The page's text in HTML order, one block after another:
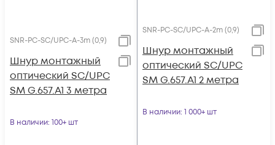
SNR-PC-SC/UPC-A-3m (0,9)
Шнур монтажный
оптический SC/UPC
SM G.657.A1 3 метра
В наличии: 100+ шт
SNR-PC-SC/UPC-A-2m (0,9)
Шнур монтажный
оптический SC/UPC
SM G.657.A1 2 метра
В наличии: 1 000+ шт